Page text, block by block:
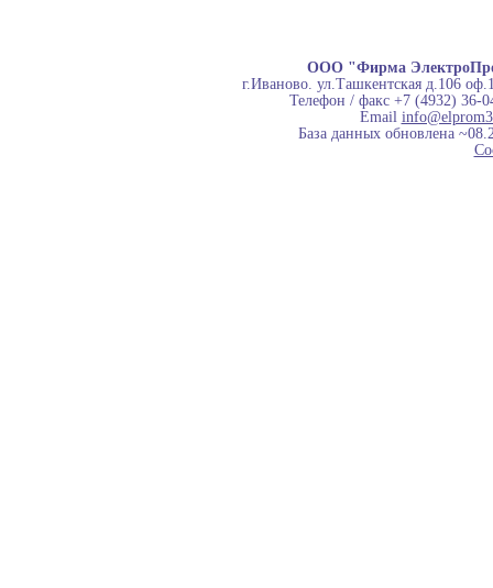
ООО "Фирма
г.Иваново. ул.Ташкентская д.106
Телефон / факс +7 (4932) 36-
Email
База данных обновлена